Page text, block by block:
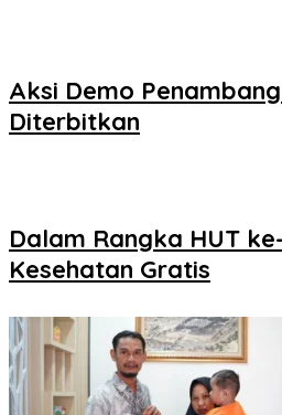
Aksi Demo
Diterbitkan
Dalam Rangka HUT
Kesehatan Gratis